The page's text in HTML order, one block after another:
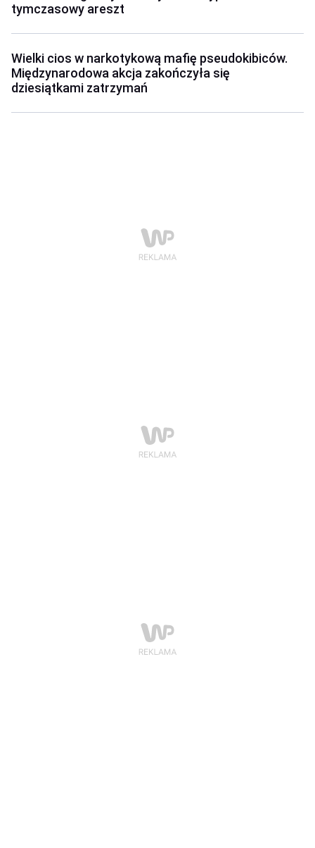
tymczasowy areszt
Wielki cios w narkotykową mafię pseudokibiców.
Międzynarodowa akcja zakończyła się
dziesiątkami zatrzymań